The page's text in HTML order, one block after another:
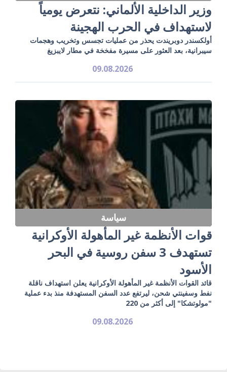
وزير الداخلية الألماني: نتعرض يومياً
لاستهداف في الحرب الهجينة
أولكسندر دوبريندت يحذر من عمليات تجسس وتخريب وهجمات
سيبرانية، بعد العثور على مسيرة مفخخة في مطار لايبزيغ
09.08.2026
سياسة
قوات الأنظمة غير المأهولة الأوكرانية
تستهدف 3 سفن روسية في البحر
الأسود
قائد القوات الأنظمة غير المأهولة الأوكرانية يعلن استهداف ناقلة
نفط وسفينتي شحن، ليرتفع عدد السفن المستهدفة منذ بدء عملية
"مولوتشكا" إلى أكثر من 220
09.08.2026